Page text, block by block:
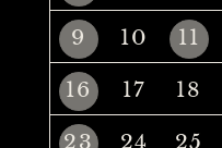
9
10 11
16
17 18
23
24 25